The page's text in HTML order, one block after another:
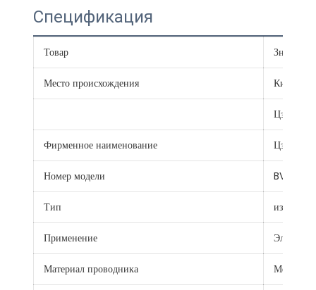
Спецификация
Товар Значение
Место происхождения Китай
Цзянсу
Фирменное наименование
Номер модели BV
Тип
Применение
Материал проводника Медь